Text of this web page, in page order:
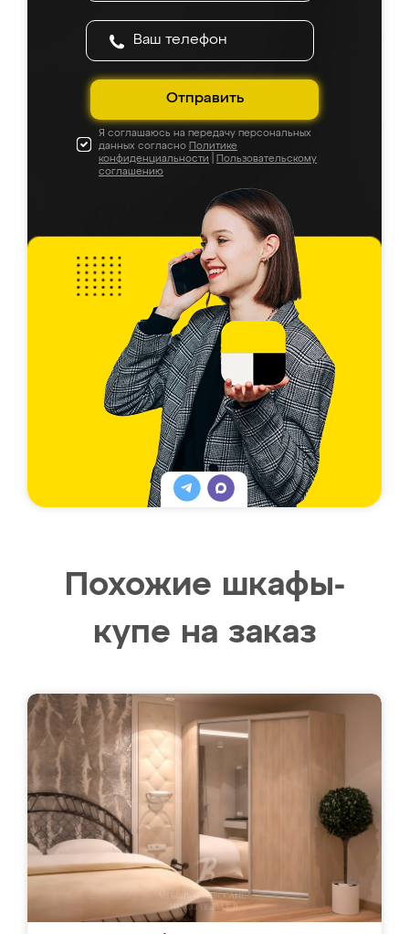
Отправить
Я соглашаюсь на передачу персональных
данных согласно Политике
конфиденциальности
Пользовательскому
соглашению
Похожие шкафы-
купе на заказ